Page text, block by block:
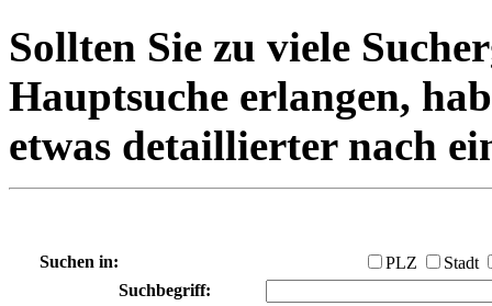
Sollten Sie zu viele
Hauptsuche erlangen,
etwas detaillierter nach
Suchen in: PLZ
Stadt
Suchbegriff: